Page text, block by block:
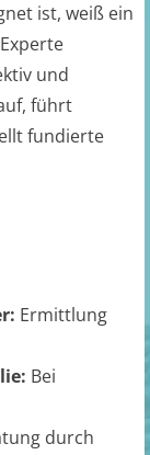
ist, weiß ein
und
führt
fundierte
Ermittlung
Bei
durch